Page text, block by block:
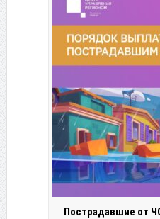
Пострадавшие от